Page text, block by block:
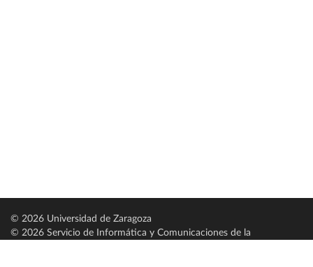
© 2026 Universidad de Zaragoza
© 2026 Servicio de Informática y Comunicaciones de la